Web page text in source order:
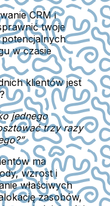
CRM i
twoje
potencjalnych
w czasie
klientów jest
jednego
trzy razy
ma
wzrost i
właściwych
zasobów,